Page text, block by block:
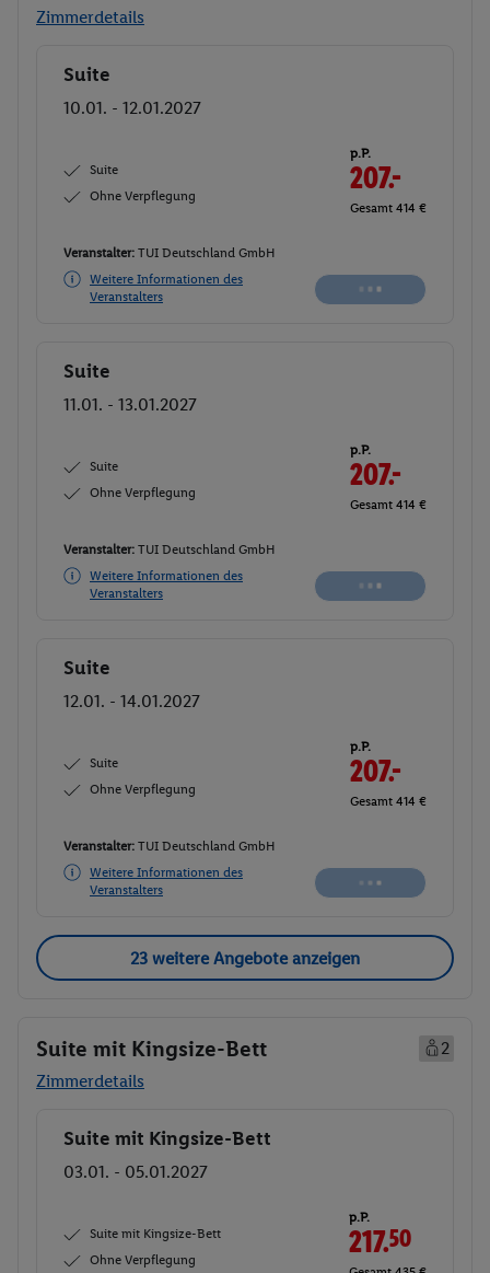
Zimmerdetails
Buchen
Suite
10.01. - 12.01.2027
Suite
Ohne Verpflegung
p.P.
208.-
Gesamt 416 €
Veranstalter: TUI Deutschland GmbH
Weitere Informationen des
Veranstalters
Buchen
Buchen
Suite
11.01. - 13.01.2027
Suite
Ohne Verpflegung
p.P.
208.-
Gesamt 416 €
Veranstalter: TUI Deutschland GmbH
Weitere Informationen des
Veranstalters
Buchen
Buchen
Suite
12.01. - 14.01.2027
Suite
Ohne Verpflegung
p.P.
208.-
Gesamt 416 €
Veranstalter: TUI Deutschland GmbH
Weitere Informationen des
Veranstalters
Buchen
23 weitere Angebote anzeigen
Suite mit Kingsize-Bett
2
Zimmerdetails
Buchen
Suite mit Kingsize-Bett
03.01. - 05.01.2027
Suite mit Kingsize-Bett
Ohne Verpflegung
p.P.
217.50